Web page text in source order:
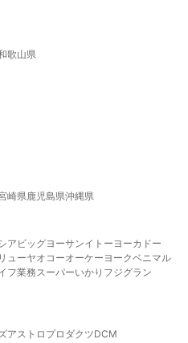
歌山県
崎県鹿児島県沖縄県
ア ビッグヨーサンイトーヨーカドー
ューヤオコーオーケー ヨークベニマル
フ業務スーパーいかり フジグラン
アストロプロダクツDCM